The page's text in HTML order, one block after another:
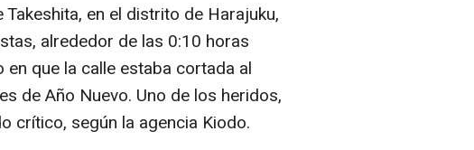
en el distrito de Harajuku,
alrededor de las 0:10 horas
que la calle estaba cortada al
de Año Nuevo. Uno de los heridos,
crítico, según la agencia Kiodo.